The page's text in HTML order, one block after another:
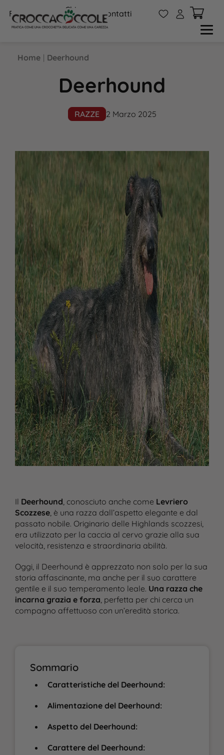
FAQs
Chi
siamo
Contatti W A
Home | Deerhound
Deerhound
RAZZE 2 Marzo 2025
Il Deerhound, conosciuto anche come Levriero
Scozzese, è una razza dall’aspetto elegante e dal
passato nobile. Originario delle Highlands scozzesi,
era utilizzato per la caccia al cervo grazie alla sua
velocità, resistenza e straordinaria abilità.
Oggi, il Deerhound è apprezzato non solo per la sua
storia affascinante, ma anche per il suo carattere
gentile e il suo temperamento leale. Una razza che
incarna grazia e forza, perfetta per chi cerca un
compagno affettuoso con un’eredità storica.
Sommario
Caratteristiche del Deerhound:
Alimentazione del Deerhound:
Aspetto del Deerhound:
Carattere del Deerhound: